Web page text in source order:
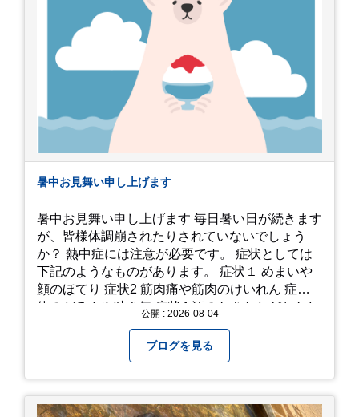
暑中お見舞い申し上げます
暑中お見舞い申し上げます 毎日暑い日が続きます
が、皆様体調崩されたりされていないでしょう
か？ 熱中症には注意が必要です。 症状としては
下記のようなものがあります。 症状１ めまいや
顔のほてり 症状2 筋肉痛や筋肉のけいれん 症状3
体のだるさや吐き気 症状4 汗のかきかたがおかし
に反応しない、まっすぐ歩けない 症状7 水分補給
に医療機関へ相談、または救急車を呼びましょう
□涼しい場所へ移動しましょう □衣服を脱がし、
体を冷やして体温を下げましょう □塩分や水分を
公開 : 2026-08-04
ブログを見る